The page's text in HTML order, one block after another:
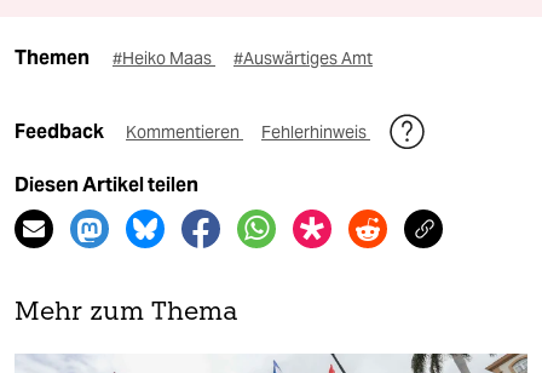
Themen #Heiko Maas #Auswärtiges Amt
Feedback Kommentieren Fehlerhinweis
Diesen Artikel teilen
Mehr zum Thema